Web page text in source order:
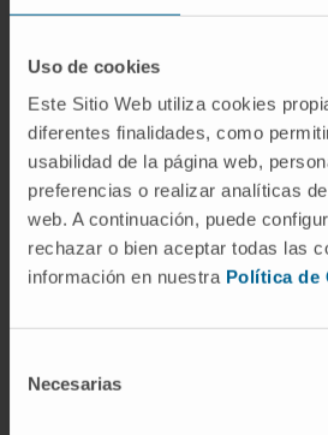
Uso de cookies
Este Sitio Web utiliza cookies
diferentes finalidades, como
usabilidad de la página web,
preferencias o realizar analíticas
web. A continuación, puede
rechazar o bien aceptar todas las
información en nuestra Política de
Necesarias
Se estimula la producción
páncreas, disminuye la
insulina y, además,
metabólicos